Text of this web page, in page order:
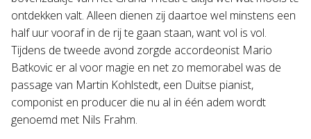
ontdekken valt. Alleen dienen zij daartoe wel minstens een
half uur vooraf in de rij te gaan staan, want vol is vol.
Tijdens de tweede avond zorgde accordeonist Mario
Batkovic er al voor magie en net zo memorabel was de
passage van Martin Kohlstedt, een Duitse pianist,
componist en producer die nu al in één adem wordt
genoemd met Nils Frahm.